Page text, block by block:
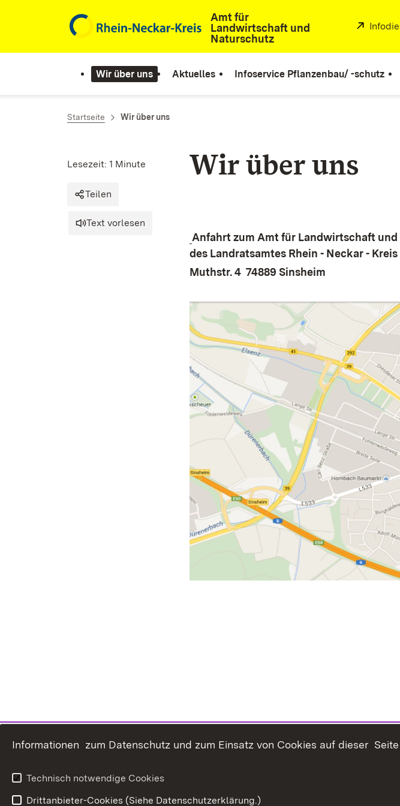
Zum Inhalt springen
Amt für
Landwirtschaft und
Naturschutz
Extern:
Wir über uns Aktuelles Infoservice Pflanzenbau/ -schutz
Startseite Wir über uns
Wir über uns
Lesezeit: 1 Minute
Teilen
Text vorlesen
Anfahrt zum Amt für Landwirtschaft
des Landratsamtes Rhein - Neckar - Kreis
Muthstr. 4 74889 Sinsheim
Informationen zum Datenschutz und zum Einsatz von Cookies auf dieser
Technisch notwendige Cookies
Drittanbieter-Cookies (Siehe Datenschutzerklärung.)